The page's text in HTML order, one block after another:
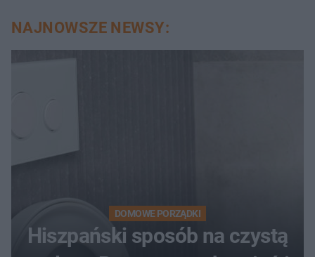
NAJNOWSZE NEWSY:
DOMOWE PORZĄDKI
Hiszpański sposób na czystą